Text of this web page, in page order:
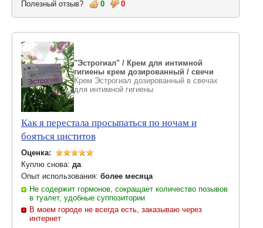
Полезный отзыв? 0 0
"Эстрогиал" / Крем для интимной
гигиены крем дозированный / свечи
Крем Эстрогиал дозированный в свечах
для интимной гигиены
Как я перестала просыпаться по ночам и
бояться циститов
Оценка:
Куплю снова: да
Опыт использования: более месяца
Не содержит гормонов, сокращает количество позывов
в туалет, удобные суппозитории
В моем городе не всегда есть, заказываю через
интернет